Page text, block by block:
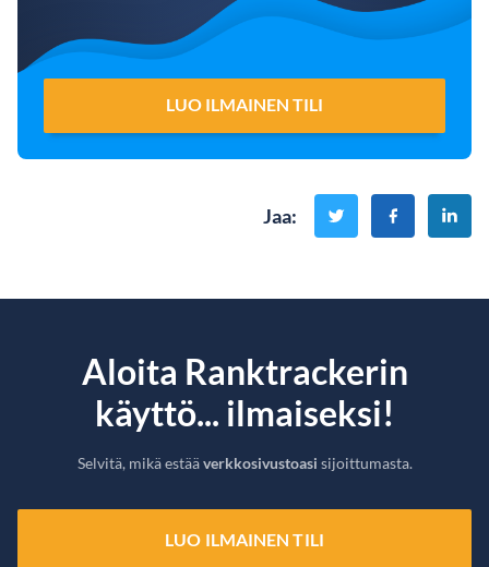
LUO ILMAINEN TILI
Jaa:
Aloita Ranktrackerin
käyttö... ilmaiseksi!
Selvitä, mikä estääverkkosivustoasi sijoittumasta.
LUO ILMAINEN TILI